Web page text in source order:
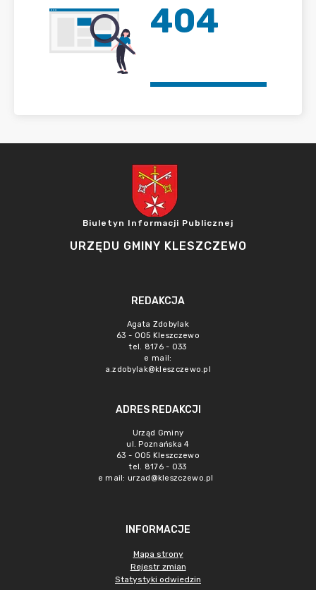
404
Biuletyn Informacji Publicznej
URZĘDU GMINY KLESZCZEWO
REDAKCJA
Agata Zdobylak
63 - 005 Kleszczewo
tel. 8176 - 033
e mail:
a.zdobylak@kleszczewo.pl
ADRES REDAKCJI
Urząd Gminy
ul. Poznańska 4
63 - 005 Kleszczewo
tel. 8176 - 033
e mail: urzad@kleszczewo.pl
INFORMACJE
Mapa strony
Rejestr zmian
Statystyki odwiedzin